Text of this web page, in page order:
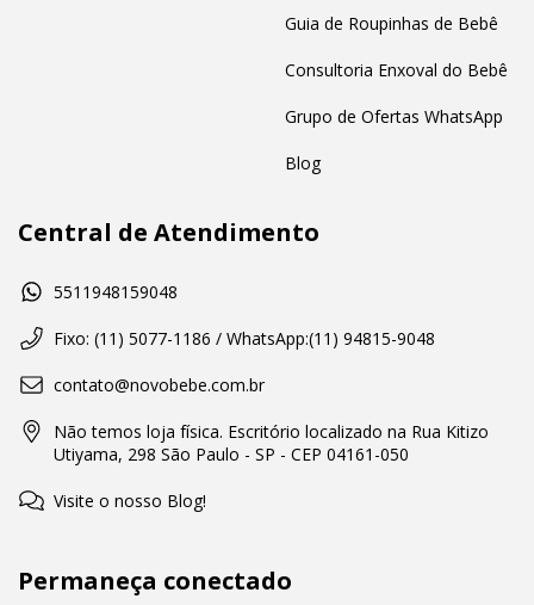
Guia de Roupinhas de Bebê
Consultoria Enxoval do Bebê
Grupo de Ofertas WhatsApp
Blog
Central de Atendimento
5511948159048
Fixo: (11) 5077-1186 / WhatsApp:(11) 94815-9048
contato@novobebe.com.br
Não temos loja física. Escritório localizado na Rua Kitizo
Utiyama, 298 São Paulo - SP - CEP 04161-050
Visite o nosso Blog!
Permaneça conectado